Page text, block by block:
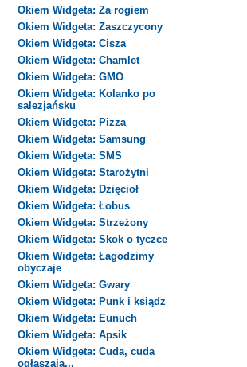
Okiem Widgeta: Za rogiem
Okiem Widgeta: Zaszczycony
Okiem Widgeta: Cisza
Okiem Widgeta: Chamlet
Okiem Widgeta: GMO
Okiem Widgeta: Kolanko po
salezjańsku
Okiem Widgeta: Pizza
Okiem Widgeta: Samsung
Okiem Widgeta: SMS
Okiem Widgeta: Starożytni
Okiem Widgeta: Dzięcioł
Okiem Widgeta: Łobus
Okiem Widgeta: Strzeżony
Okiem Widgeta: Skok o tyczce
Okiem Widgeta: Łagodzimy
obyczaje
Okiem Widgeta: Gwary
Okiem Widgeta: Punk i ksiądz
Okiem Widgeta: Eunuch
Okiem Widgeta: Apsik
Okiem Widgeta: Cuda, cuda
ogłaszają...